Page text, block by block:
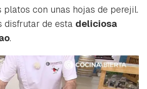
platos con unas hojas de perejil.
disfrutar de esta deliciosa
.